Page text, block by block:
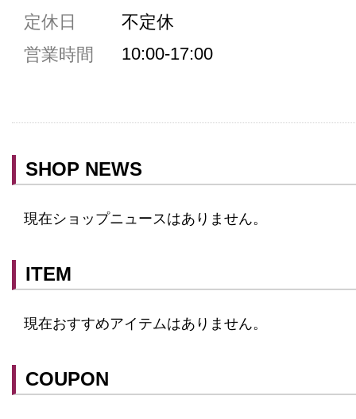
駐車場5台まで
共用トイレ
ベビールーム
クレジットカード利用
予約可
定休日
不定休
営業時間
10:00-17:00
SHOP NEWS
現在ショップニュースはありません。
ITEM
現在おすすめアイテムはありません。
COUPON